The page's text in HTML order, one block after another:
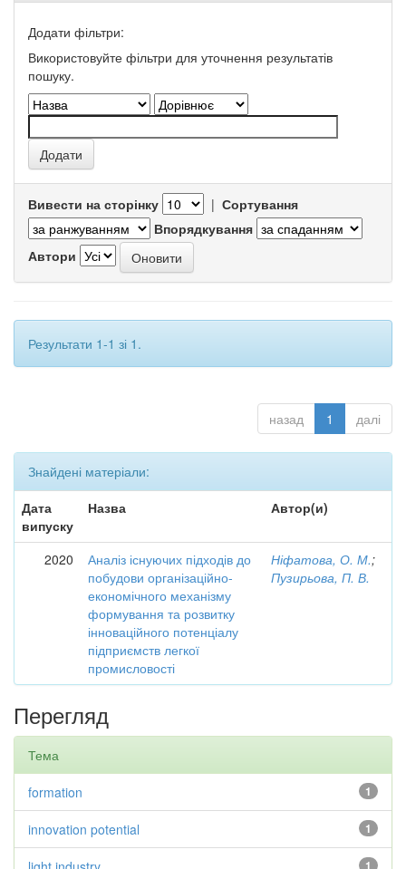
Додати фільтри:
Використовуйте фільтри для уточнення результатів
пошуку.
Вивести на сторінку | Сортування
Впорядкування
Автори
Результати 1-1 зі 1.
назад 1 далі
Знайдені матеріали:
Дата
випуску
Назва Автор(и)
2020
Аналіз існуючих підходів до
побудови організаційно-
економічного механізму
формування та розвитку
інноваційного потенціалу
підприємств легкої
промисловості
Ніфатова, О. М.;
Пузирьова, П. В.
Перегляд
Тема
1
formation
1
innovation potential
1